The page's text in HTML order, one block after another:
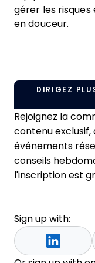
gérer les
en douceur.
DIRIGEZ
Rejoignez la
contenu exclusif,
événements
conseils
l'inscription est
Sign up with: